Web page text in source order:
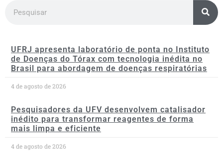
UFRJ apresenta laboratório de ponta no Instituto
de Doenças do Tórax com tecnologia inédita no
Brasil para abordagem de doenças respiratórias
4 de agosto de 2026
Pesquisadores da UFV desenvolvem catalisador
inédito para transformar reagentes de forma
mais limpa e eficiente
4 de agosto de 2026